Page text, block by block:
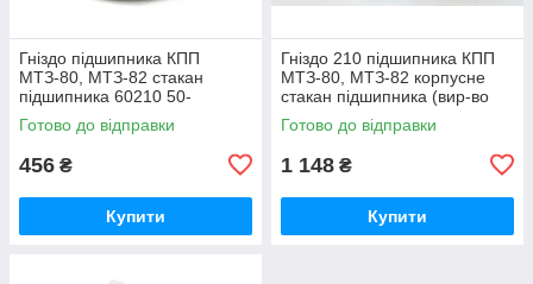
Гніздо підшипника КПП
МТЗ-80, МТЗ-82 стакан
підшипника 60210 50-
1701184 / 50-1701184-А
Готово до відправки
456 ₴
Купити
Гніздо 210 підшипника КПП
МТЗ-80, МТЗ-82 корпусне
стакан підшипника (вир-во
Білорусь) 50-1701184 / 50-
1701184-А
Готово до відправки
1 148 ₴
Купити